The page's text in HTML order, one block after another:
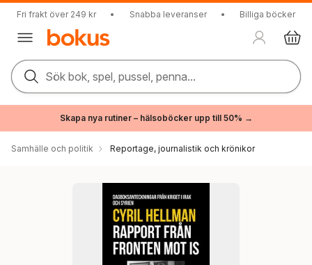
Fri frakt över 249 kr • Snabba leveranser • Billiga böcker
Sök bok, spel, pussel, penna...
Skapa nya rutiner – hälsoböcker upp till 50% →
Samhälle och politik Reportage, journalistik och krönikor